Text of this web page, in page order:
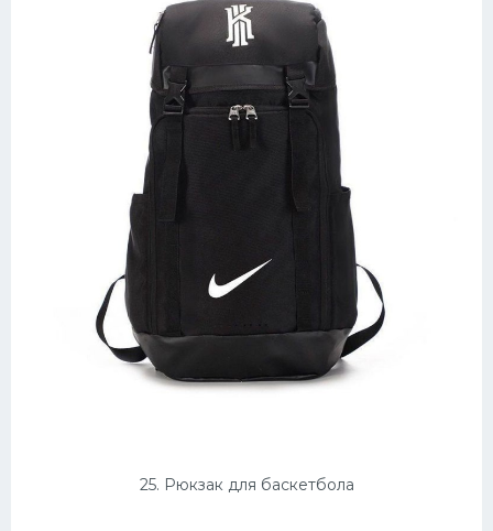
25. Рюкзак для баскетбола